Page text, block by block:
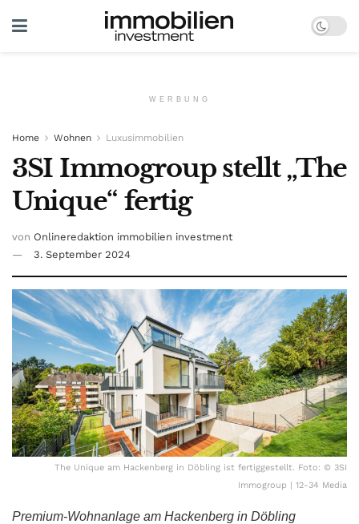
WERBUNG
Home Wohnen Luxusimmobilien
3SI Immogroup stellt „The
Unique“ fertig
von Onlineredaktion immobilien investment
3. September 2024
The Unique am Hackenberg in Döbling ist fertiggestellt. Foto: © 3SI
Immogroup | 12-34 Media
Premium-Wohnanlage am Hackenberg in Döbling